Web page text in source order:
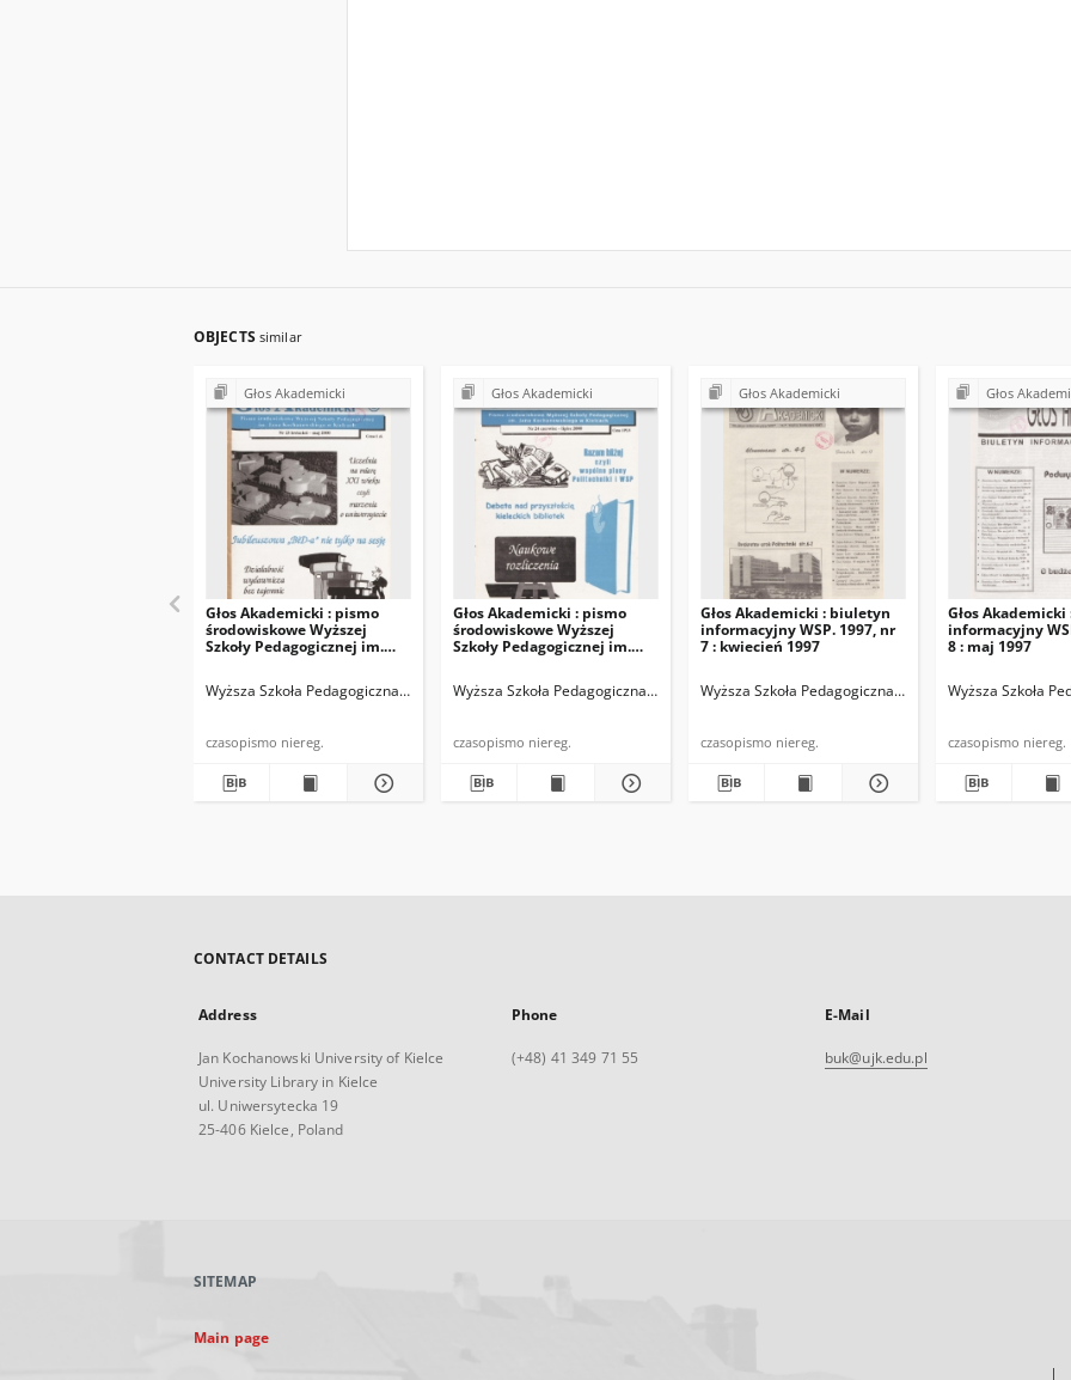
OBJECTS similar
Głos Akademicki
Głos Akademicki : pismo
środowiskowe Wyższej
Szkoły Pedagogicznej im.
Kielcach. 2000, nr 23 :
kwiecień-maj 2000
Wyższa Szkoła Pedagogiczna im. Jana Kochanowskiego (Kielce) Chałupczak, Stanisław. Red. Giermakowska, Alicja. Red. Kępa,
czasopismo niereg.
Głos Akademicki
Głos Akademicki : pismo
środowiskowe Wyższej
Szkoły Pedagogicznej im.
Kielcach. 2000, nr 24 :
czerwiec-lipiec 2000
Wyższa Szkoła Pedagogiczna im. Jana Kochanowskiego (Kielce) Chałupczak, Stanisław. Red.
czasopismo niereg.
Głos Akademicki
Głos Akademicki : biuletyn
informacyjny WSP. 1997, nr
7 : kwiecień 1997
Wyższa Szkoła Pedagogiczna im. Jana Kochanowskiego
czasopismo niereg.
Głos
Głos
informacyjny
8 : maj 1997
Wyższa Szkoła
czasopismo niereg.
CONTACT DETAILS
Address
Jan Kochanowski University of Kielce
University Library in Kielce
ul. Uniwersytecka 19
25-406 Kielce, Poland
Phone
(+48) 41 349 71 55
E-Mail
buk@ujk.edu.pl
SITEMAP
Main page